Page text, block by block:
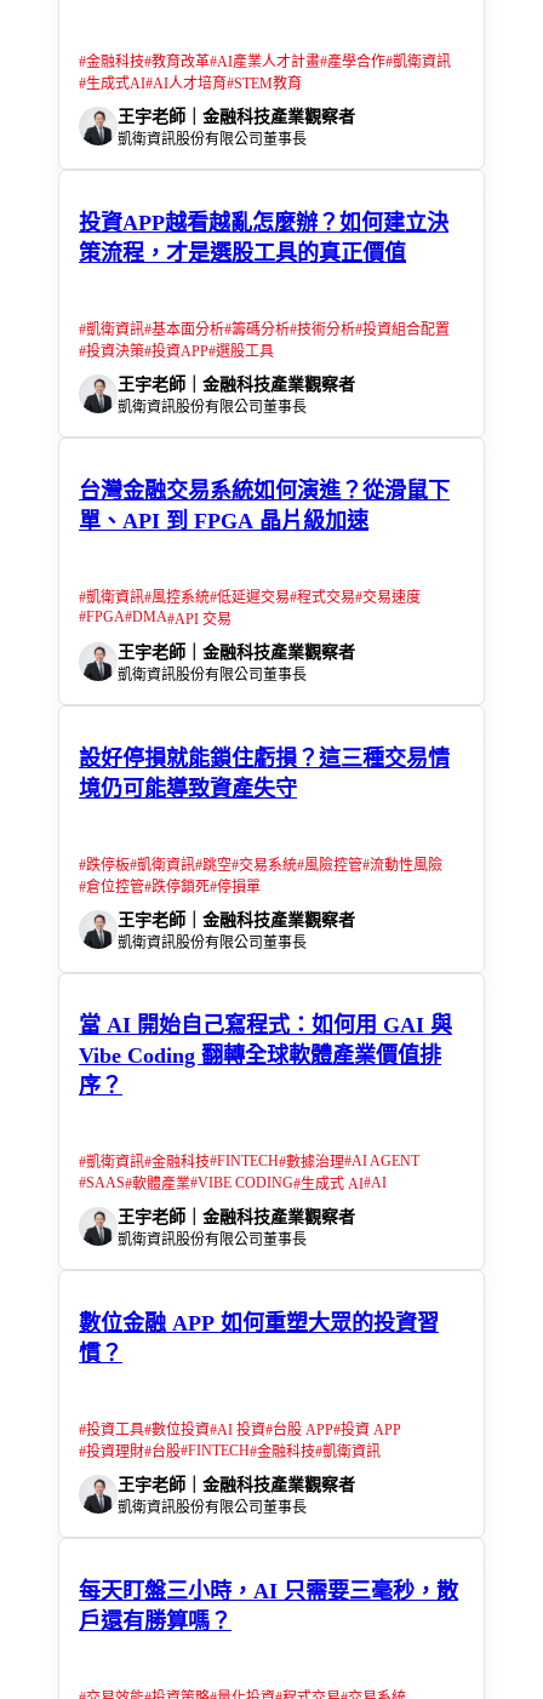
#金融科技#教育改革#AI產業人才計畫#產學合作#凱衛資訊
#生成式AI#AI人才培育#STEM教育
王宇老師｜金融科技產業觀察者
凱衛資訊股份有限公司董事長
投資APP越看越亂怎麼辦？如何建立決
策流程，才是選股工具的真正價值
#凱衛資訊#基本面分析#籌碼分析#技術分析#投資組合配置
#投資決策#投資APP#選股工具
王宇老師｜金融科技產業觀察者
凱衛資訊股份有限公司董事長
台灣金融交易系統如何演進？從滑鼠下
單、API 到 FPGA 晶片級加速
#凱衛資訊#風控系統#低延遲交易#程式交易#交易速度
#FPGA#DMA#API 交易
王宇老師｜金融科技產業觀察者
凱衛資訊股份有限公司董事長
設好停損就能鎖住虧損？這三種交易情
境仍可能導致資產失守
#跌停板#凱衛資訊#跳空#交易系統#風險控管#流動性風險
#倉位控管#跌停鎖死#停損單
王宇老師｜金融科技產業觀察者
凱衛資訊股份有限公司董事長
當 AI 開始自己寫程式：如何用 GAI 與
Vibe Coding 翻轉全球軟體產業價值排
序？
#凱衛資訊#金融科技#FINTECH#數據治理#AI AGENT
#SAAS#軟體產業#VIBE CODING#生成式 AI#AI
王宇老師｜金融科技產業觀察者
凱衛資訊股份有限公司董事長
數位金融 APP 如何重塑大眾的投資習
慣？
#投資工具#數位投資#AI 投資#台股 APP#投資 APP
#投資理財#台股#FINTECH#金融科技#凱衛資訊
王宇老師｜金融科技產業觀察者
凱衛資訊股份有限公司董事長
每天盯盤三小時，AI 只需要三毫秒，散
戶還有勝算嗎？